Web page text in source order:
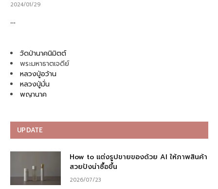
2024/01/29
…
วัดป่านาคนิมิตต์
พระมหาธาตเจดีย์
หลวงปู่อว้าน
หลวงปู่มั่น
พญานาค
UPDATE
How to แต่งรูปขายของด้วย AI ให้ภาพสินค้า
สวยปังน่าซื้อขึ้น
2026/07/23